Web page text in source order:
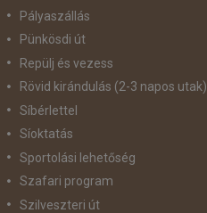
Pályaszállás
Pünkösdi út
Repülj és vezess
Rövid kirándulás (2-3 napos utak)
Síbérlettel
Síoktatás
Sportolási lehetőség
Szafari program
Szilveszteri út